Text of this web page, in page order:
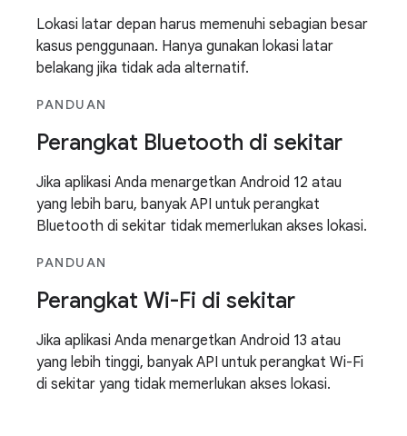
Lokasi latar depan harus memenuhi sebagian besar
kasus penggunaan. Hanya gunakan lokasi latar
belakang jika tidak ada alternatif.
PANDUAN
Perangkat Bluetooth di sekitar
Jika aplikasi Anda menargetkan Android 12 atau
yang lebih baru, banyak API untuk perangkat
Bluetooth di sekitar tidak memerlukan akses lokasi.
PANDUAN
Perangkat Wi-Fi di sekitar
Jika aplikasi Anda menargetkan Android 13 atau
yang lebih tinggi, banyak API untuk perangkat Wi-Fi
di sekitar yang tidak memerlukan akses lokasi.